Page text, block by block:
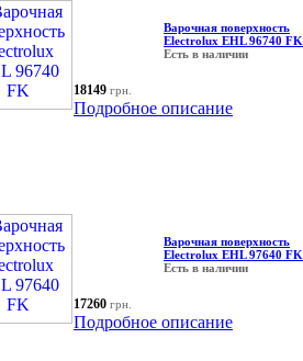
Варочная поверхность
Electrolux EHL 96740 FK
Есть в наличии
18149 грн.
Подробное описание
Варочная поверхность
Electrolux EHL 97640 FK
Есть в наличии
17260 грн.
Подробное описание